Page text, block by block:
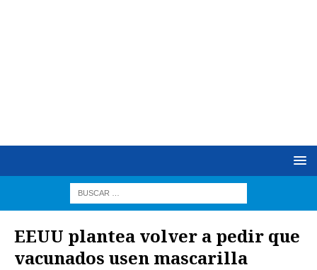
EEUU plantea volver a pedir que
vacunados usen mascarilla